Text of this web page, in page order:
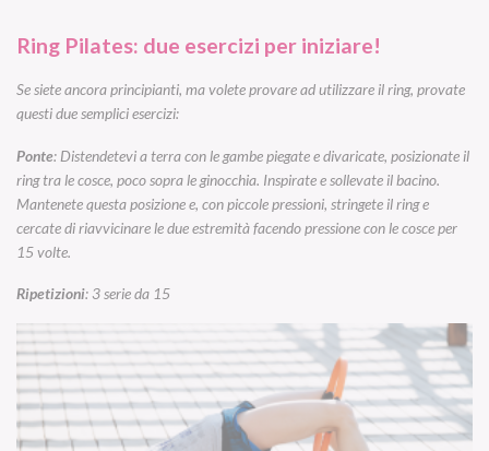
Ring Pilates: due esercizi per iniziare!
Se siete ancora principianti, ma volete provare ad utilizzare il ring, provate
questi due semplici esercizi:
Ponte: Distendetevi a terra con le gambe piegate e divaricate, posizionate il
ring tra le cosce, poco sopra le ginocchia. Inspirate e sollevate il bacino.
Mantenete questa posizione e, con piccole pressioni, stringete il ring e
cercate di riavvicinare le due estremità facendo pressione con le cosce per
15 volte.
Ripetizioni: 3 serie da 15